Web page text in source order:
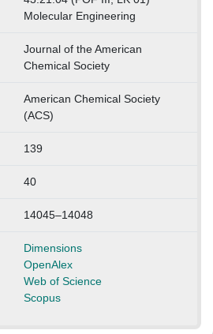
Molecular Engineering
Journal of the American
Chemical Society
American Chemical Society
(ACS)
139
40
14045–14048
Dimensions
OpenAlex
Web of Science
Scopus